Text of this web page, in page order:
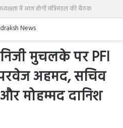
मुचलके पर PFI
अहमद, सचिव
मोहम्मद दानिश